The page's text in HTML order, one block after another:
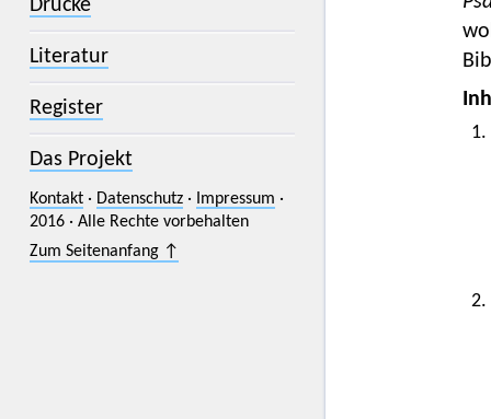
Drucke
Literatur
Register
Das Projekt
Kontakt· Datenschutz· Impressum ·
2016 · Alle Rechte vorbehalten
Zum Seitenanfang ↑
1.
2.